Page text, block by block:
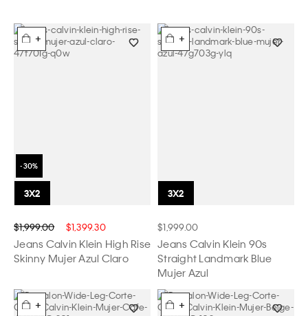
+
$1,999.00 $1,399.30
Jeans Calvin Klein High Rise
Skinny Mujer Azul Claro
+
$1,999.00
Jeans Calvin Klein 90s
Straight Landmark Blue
Mujer Azul
+ +